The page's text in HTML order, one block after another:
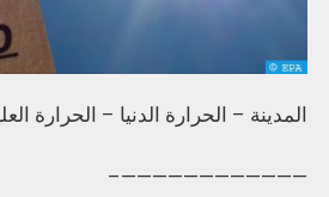
المدينة – الحرارة الدنيا – الحرارة
————————————–